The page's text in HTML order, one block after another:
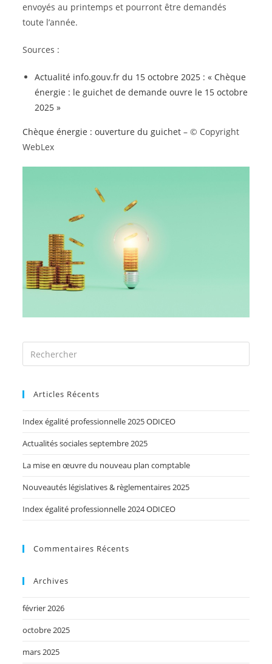
envoyés au printemps et pourront être demandés
toute l’année.
Sources :
Actualité info.gouv.fr du 15 octobre 2025 : « Chèque
énergie : le guichet de demande ouvre le 15 octobre
2025 »
Chèque énergie : ouverture du guichet– © Copyright
WebLex
Articles Récents
Index égalité professionnelle 2025 ODICEO
Actualités sociales septembre 2025
La mise en œuvre du nouveau plan comptable
Nouveautés législatives & règlementaires 2025
Index égalité professionnelle 2024 ODICEO
Commentaires Récents
Archives
février 2026
octobre 2025
mars 2025